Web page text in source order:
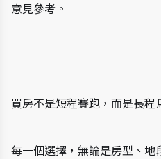
意見參考。
買房不是短程賽跑，而是長程
每一個選擇，無論是房型、地